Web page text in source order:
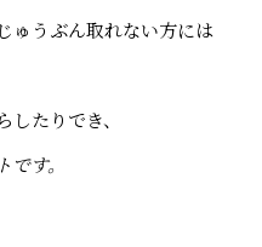
ゅうぶん取れない方には
たりでき、
す。